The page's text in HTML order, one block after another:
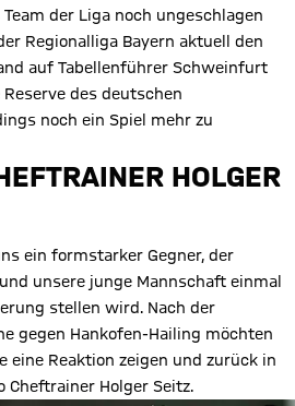
der Liga noch ungeschlagen
Regionalliga Bayern aktuell den
auf Tabellenführer Schweinfurt
des deutschen
noch ein Spiel mehr zu
HOLGER
ein formstarker Gegner, der
unsere junge Mannschaft einmal
stellen wird. Nach der
gegen Hankofen-Hailing möchten
eine Reaktion zeigen und zurück in
Cheftrainer Holger Seitz.